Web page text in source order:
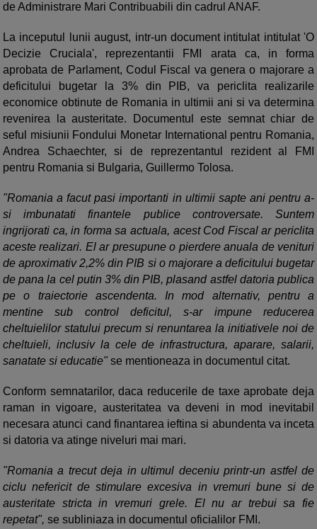
de Administrare Mari Contribuabili din cadrul ANAF.
La inceputul lunii august, intr-un document intitulat intitulat 'O
Decizie Cruciala', reprezentantii FMI arata ca, in forma
aprobata de Parlament, Codul Fiscal va genera o majorare a
deficitului bugetar la 3% din PIB, va periclita realizarile
economice obtinute de Romania in ultimii ani si va determina
revenirea la austeritate. Documentul este semnat chiar de
seful misiunii Fondului Monetar International pentru Romania,
Andrea Schaechter, si de reprezentantul rezident al FMI
pentru Romania si Bulgaria, Guillermo Tolosa.
"Romania a facut pasi importanti in ultimii sapte ani pentru a-
si imbunatati finantele publice controversate. Suntem
ingrijorati ca, in forma sa actuala, acest Cod Fiscal ar periclita
aceste realizari. El ar presupune o pierdere anuala de venituri
de aproximativ 2,2% din PIB si o majorare a deficitului bugetar
de pana la cel putin 3% din PIB, plasand astfel datoria publica
pe o traiectorie ascendenta. In mod alternativ, pentru a
mentine sub control deficitul, s-ar impune reducerea
cheltuielilor statului precum si renuntarea la initiativele noi de
cheltuieli, inclusiv la cele de infrastructura, aparare, salarii,
sanatate si educatie" se mentioneaza in documentul citat.
Conform semnatarilor, daca reducerile de taxe aprobate deja
raman in vigoare, austeritatea va deveni in mod inevitabil
necesara atunci cand finantarea ieftina si abundenta va inceta
si datoria va atinge niveluri mai mari.
"Romania a trecut deja in ultimul deceniu printr-un astfel de
ciclu nefericit de stimulare excesiva in vremuri bune si de
austeritate stricta in vremuri grele. El nu ar trebui sa fie
repetat", se subliniaza in documentul oficialilor FMI.